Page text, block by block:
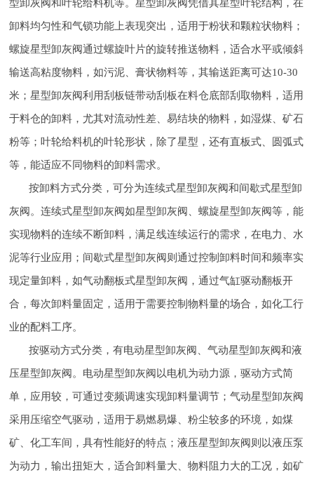
型卸灰阀和叶轮给料机等。星型卸灰阀凭借其星型叶轮结构，在
卸料均匀性和气锁功能上表现突出，适用于粉状和颗粒状物料；
螺旋星型卸灰阀通过螺旋叶片的旋转推送物料，适合水平或倾斜
输送高粘度物料，如污泥、膏状物料等，其输送距离可达10-30
米；星型卸灰阀利用刮板链带动刮板在料仓底部刮取物料，适用
于料仓的卸料，尤其对流动性差、易结块的物料，如湿煤、矿石
粉等；叶轮给料机的叶轮形状，除了星型，还有直板式、圆弧式
等，能适应不同物料的卸料需求。
按卸料方式分类，可分为连续式星型卸灰阀和间歇式星型卸
灰阀。连续式星型卸灰阀如星型卸灰阀、螺旋星型卸灰阀等，能
实现物料的连续不断卸料，满足线连续运行的需求，在电力、水
泥等行业应用；间歇式星型卸灰阀则通过控制卸料时间和频率实
现定量卸料，如气动翻板式星型卸灰阀，通过气缸驱动翻板开
合，每次卸料量固定，适用于需要控制物料量的场合，如化工行
业的配料工序。
按驱动方式分类，有电动星型卸灰阀、气动星型卸灰阀和液
压星型卸灰阀。电动星型卸灰阀以电机为动力源，驱动方式简
单，应用较，可通过变频调速实现卸料量调节；气动星型卸灰阀
采用压缩空气驱动，适用于易燃易爆、粉尘较多的环境，如煤
矿、化工车间，具有性能好的特点；液压星型卸灰阀则以液压泵
为动力，输出扭矩大，适合卸料量大、物料阻力大的工况，如矿